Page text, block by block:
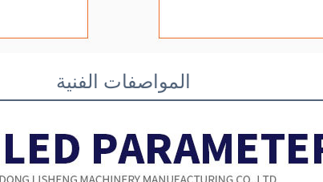
المواصفات الفنية